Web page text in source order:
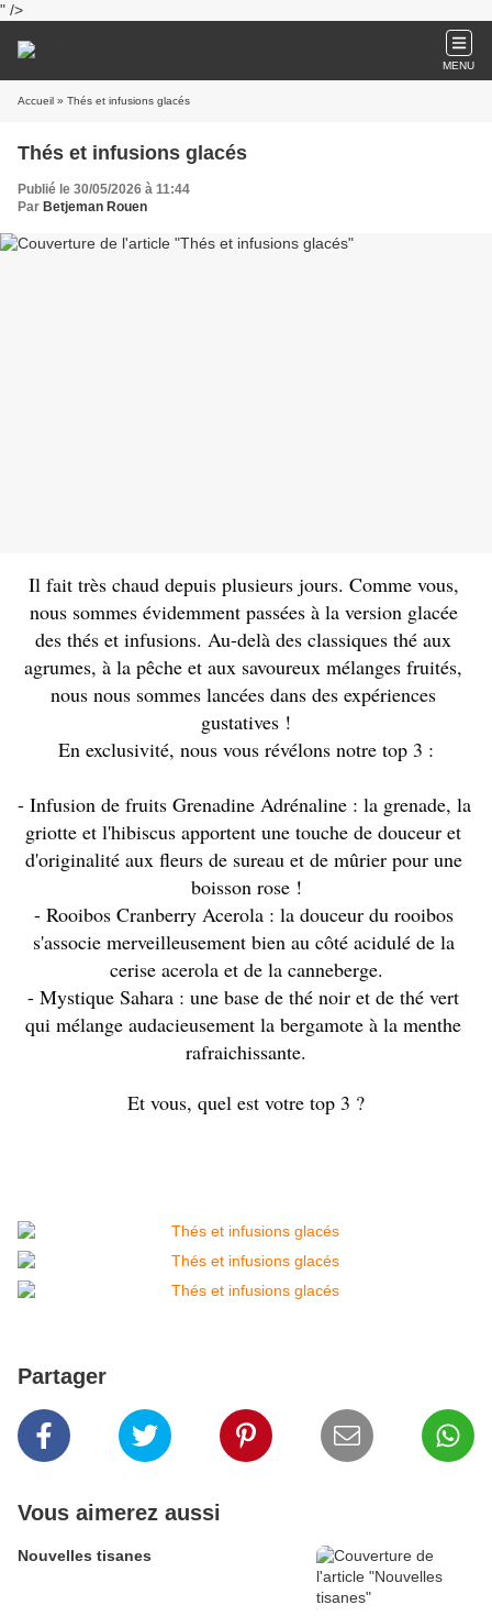
" />
MENU
Accueil » Thés et infusions glacés
Thés et infusions glacés
Publié le 30/05/2026 à 11:44
Par Betjeman Rouen
Il fait très chaud depuis plusieurs jours. Comme vous,
nous sommes évidemment passées à la version glacée
des thés et infusions. Au-delà des classiques thé aux
agrumes, à la pêche et aux savoureux mélanges fruités,
nous nous sommes lancées dans des expériences
gustatives !
En exclusivité, nous vous révélons notre top 3 :
- Infusion de fruits Grenadine Adrénaline : la grenade, la
griotte et l'hibiscus apportent une touche de douceur et
d'originalité aux fleurs de sureau et de mûrier pour une
boisson rose !
- Rooibos Cranberry Acerola : la douceur du rooibos
s'associe merveilleusement bien au côté acidulé de la
cerise acerola et de la canneberge.
- Mystique Sahara : une base de thé noir et de thé vert
qui mélange audacieusement la bergamote à la menthe
rafraichissante.
Et vous, quel est votre top 3 ?
Partager
Vous aimerez aussi
Nouvelles tisanes